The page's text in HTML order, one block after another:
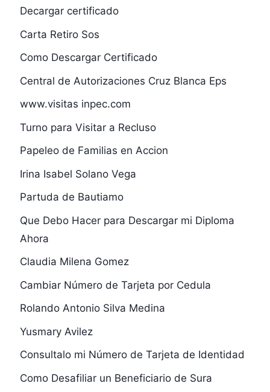
Decargar certificado
Carta Retiro Sos
Como Descargar Certificado
Central de Autorizaciones Cruz Blanca Eps
www.visitas inpec.com
Turno para Visitar a Recluso
Papeleo de Familias en Accion
Irina Isabel Solano Vega
Partuda de Bautiamo
Que Debo Hacer para Descargar mi Diploma
Ahora
Claudia Milena Gomez
Cambiar Número de Tarjeta por Cedula
Rolando Antonio Silva Medina
Yusmary Avilez
Consultalo mi Número de Tarjeta de Identidad
Como Desafiliar un Beneficiario de Sura